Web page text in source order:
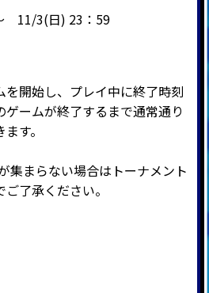
11/3(日) 23：59
開始し、プレイ中に終了時刻
ームが終了するまで通常通り
す。
集まらない場合はトーナメント
了承ください。